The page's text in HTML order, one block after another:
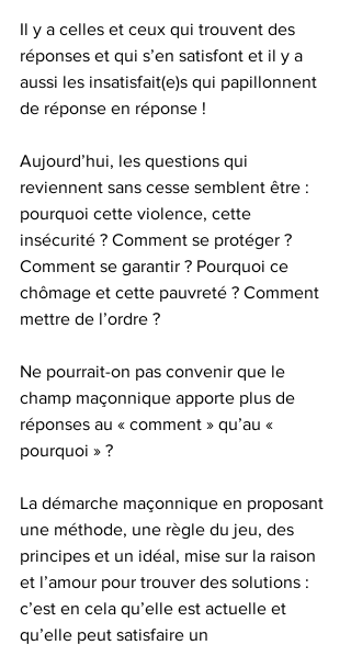
Il y a celles et ceux qui trouvent des
réponses et qui s’en satisfont et il y a
aussi les insatisfait(e)s qui papillonnent
de réponse en réponse !
Aujourd’hui, les questions qui
reviennent sans cesse semblent être :
pourquoi cette violence, cette
insécurité ? Comment se protéger ?
Comment se garantir ? Pourquoi ce
chômage et cette pauvreté ? Comment
mettre de l’ordre ?
Ne pourrait-on pas convenir que le
champ maçonnique apporte plus de
réponses au « comment » qu’au «
pourquoi » ?
La démarche maçonnique en proposant
une méthode, une règle du jeu, des
principes et un idéal, mise sur la raison
et l’amour pour trouver des solutions :
c’est en cela qu’elle est actuelle et
qu’elle peut satisfaire un